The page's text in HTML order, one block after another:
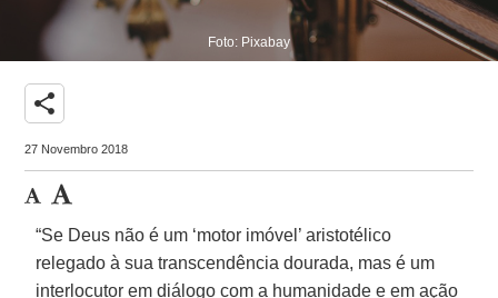
Foto: Pixabay
share
27 Novembro 2018
“Se Deus não é um ‘motor imóvel’ aristotélico
relegado à sua transcendência dourada, mas é um
interlocutor em diálogo com a humanidade e em ação